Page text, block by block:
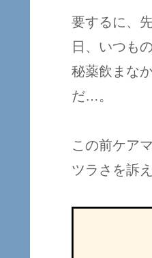
要するに、
日、いつも
秘薬飲まな
だ…。
この前ケア
ツラさを訴